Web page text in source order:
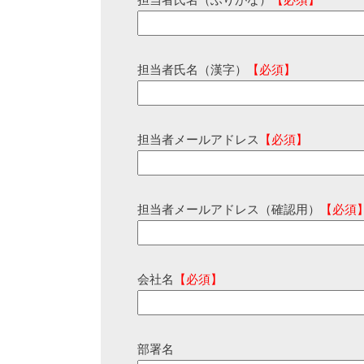
担当者氏名（漢字） 【必須】
担当者メールアドレス 【必須】
担当者メールアドレス（確認用） 【必須
会社名 【必須】
部署名